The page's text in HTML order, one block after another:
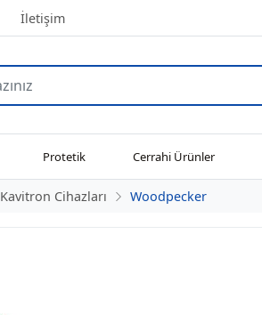
İletişim
Protetik Cerrahi Ürünler
Kavitron Cihazları Woodpecker